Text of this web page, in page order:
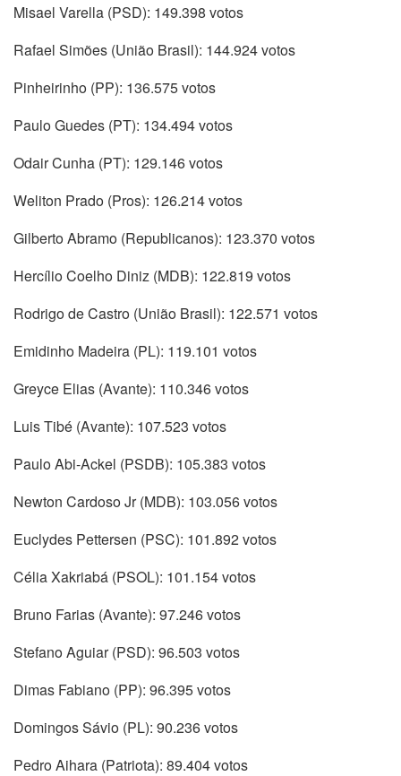
Misael Varella (PSD): 149.398 votos
Rafael Simões (União Brasil): 144.924 votos
Pinheirinho (PP): 136.575 votos
Paulo Guedes (PT): 134.494 votos
Odair Cunha (PT): 129.146 votos
Weliton Prado (Pros): 126.214 votos
Gilberto Abramo (Republicanos): 123.370 votos
Hercílio Coelho Diniz (MDB): 122.819 votos
Rodrigo de Castro (União Brasil): 122.571 votos
Emidinho Madeira (PL): 119.101 votos
Greyce Elias (Avante): 110.346 votos
Luis Tibé (Avante): 107.523 votos
Paulo Abi-Ackel (PSDB): 105.383 votos
Newton Cardoso Jr (MDB): 103.056 votos
Euclydes Pettersen (PSC): 101.892 votos
Célia Xakriabá (PSOL): 101.154 votos
Bruno Farias (Avante): 97.246 votos
Stefano Aguiar (PSD): 96.503 votos
Dimas Fabiano (PP): 96.395 votos
Domingos Sávio (PL): 90.236 votos
Pedro Aihara (Patriota): 89.404 votos